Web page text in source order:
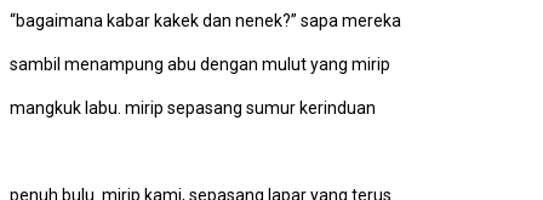
“bagaimana kabar kakek dan nenek?” sapa mereka
sambil menampung abu dengan mulut yang mirip
mangkuk labu. mirip sepasang sumur kerinduan
penuh bulu. mirip kami, sepasang lapar yang terus